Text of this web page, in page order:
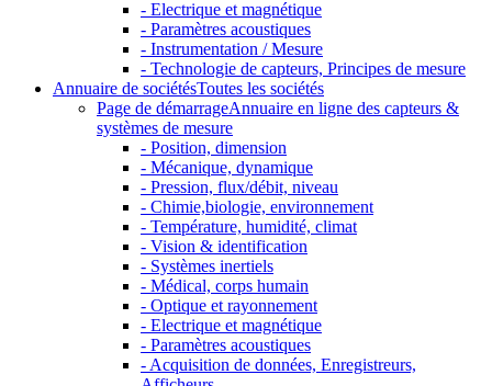
- Electrique et magnétique
- Paramètres acoustiques
- Instrumentation / Mesure
- Technologie de capteurs, Principes de mesure
Annuaire de sociétésToutes les sociétés
Page de démarrageAnnuaire en ligne des capteurs &
systèmes de mesure
- Position, dimension
- Mécanique, dynamique
- Pression, flux/débit, niveau
- Chimie,biologie, environnement
- Température, humidité, climat
- Vision & identification
- Systèmes inertiels
- Médical, corps humain
- Optique et rayonnement
- Electrique et magnétique
- Paramètres acoustiques
- Acquisition de données, Enregistreurs,